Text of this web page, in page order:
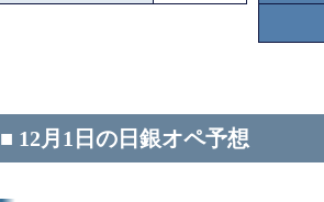
■ 12月1日の日銀オペ予想